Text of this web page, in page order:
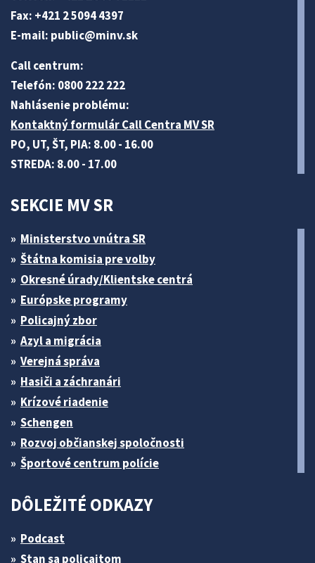
Fax: +421 2 5094 4397
E-mail: public@minv.sk
Call centrum:
Telefón: 0800 222 222
Nahlásenie problému:
Kontaktný formulár Call Centra MV SR
PO, UT, ŠT, PIA: 8.00 - 16.00
STREDA: 8.00 - 17.00
SEKCIE MV SR
Ministerstvo vnútra SR
Štátna komisia pre volby
Okresné úrady/Klientske centrá
Európske programy
Policajný zbor
Azyl a migrácia
Verejná správa
Hasiči a záchranári
Krízové riadenie
Schengen
Rozvoj občianskej spoločnosti
Športové centrum polície
DÔLEŽITÉ ODKAZY
Podcast
Stan sa policajtom